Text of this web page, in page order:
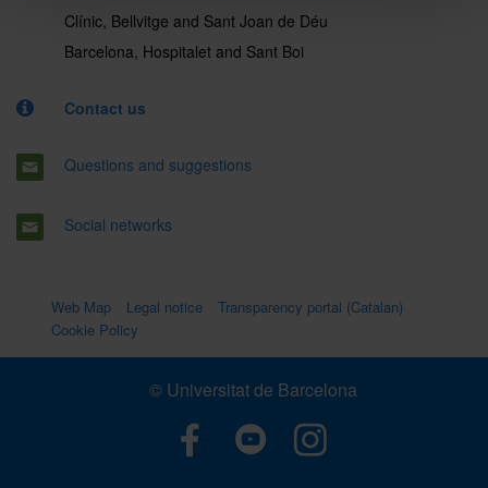
Clínic, Bellvitge and Sant Joan de Déu
Barcelona, Hospitalet and Sant Boi
Contact us
Questions and suggestions
Social networks
Web Map Legal notice
Transparency portal (Catalan)
Cookie Policy
© Universitat de Barcelona